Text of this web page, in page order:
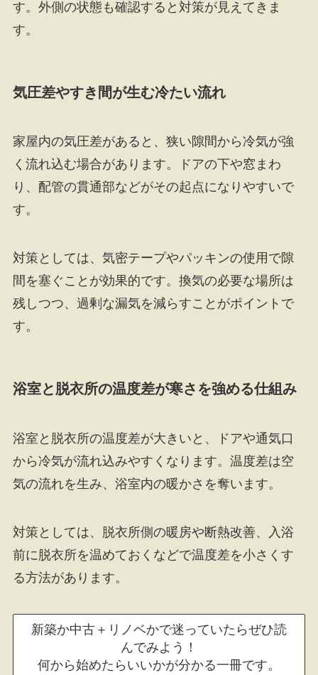
す。外側の状態も確認すると対策が見えてきま
す。
気圧差やすき間が生む冷たい流れ
家屋内の気圧差があると、狭い隙間から冷気が強
く流れ込む場合があります。ドアの下や窓まわ
り、配管の貫通部などがその起点になりやすいで
す。
対策としては、気密テープやパッキンの使用で隙
間を塞ぐことが効果的です。換気の必要な場所は
残しつつ、過剰な漏気を減らすことがポイントで
す。
浴室と脱衣所の温度差が寒さを強める仕組み
浴室と脱衣所の温度差が大きいと、ドアや通気口
から冷気が流れ込みやすくなります。温度差は空
気の流れを生み、浴室内の暖かさを奪います。
対策としては、脱衣所側の暖房や断熱改善、入浴
前に脱衣所を温めておくなどで温度差を小さくす
る方法があります。
新築か中古＋リノベかで迷っていたらぜひ読
んでみよう！
何から始めたらいいかが分かる一冊です。